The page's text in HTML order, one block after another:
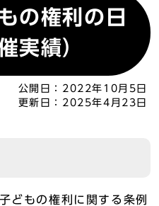
の権利の日
実績）
公開日： 2022年10月5日
更新日： 2025年4月23日
どもの権利に関する条例